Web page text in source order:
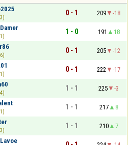
0 - 1 209
-18
1 - 0 191
18
0 - 1 205
-12
0 - 1 222
-17
1 - 1 225
-3
1 - 1 217
8
1 - 1 210
7